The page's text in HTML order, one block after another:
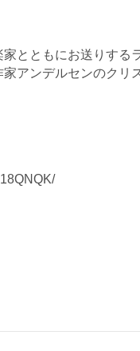
とともにお送りする
アンデルセンのクリ